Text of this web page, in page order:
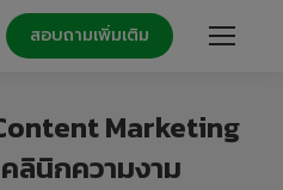
สอบถามเพิ่มเติม
Marketing
ลินิกความงาม